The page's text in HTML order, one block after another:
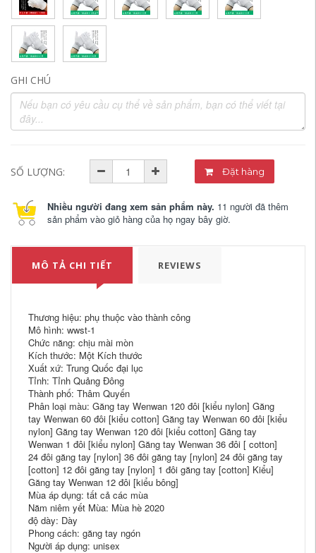
GHI CHÚ
SỐ LƯỢNG: Đặt hàng
Nhiều người đang xem sản phẩm này. 11 người đã thêm
sản phẩm vào giỏ hàng của họ ngay bây giờ.
MÔ TẢ CHI TIẾT REVIEWS
Thương hiệu: phụ thuộc vào thành công
Mô hình: wwst-1
Chức năng: chịu mài mòn
Kích thước: Một Kích thước
Xuất xứ: Trung Quốc đại lục
Tỉnh: Tỉnh Quảng Đông
Thành phố: Thâm Quyến
Phân loại màu: Găng tay Wenwan 120 đôi [kiểu nylon] Găng
tay Wenwan 60 đôi [kiểu cotton] Găng tay Wenwan 60 đôi [kiểu
nylon] Găng tay Wenwan 120 đôi [kiểu cotton] Găng tay
Wenwan 1 đôi [kiểu nylon] Găng tay Wenwan 36 đôi [ cotton]
24 đôi găng tay [nylon] 36 đôi găng tay [nylon] 24 đôi găng tay
[cotton] 12 đôi găng tay [nylon] 1 đôi găng tay [cotton] Kiểu]
Găng tay Wenwan 12 đôi [kiểu bông]
Mùa áp dụng: tất cả các mùa
Năm niêm yết Mùa: Mùa hè 2020
độ dày: Dày
Phong cách: găng tay ngón
Người áp dụng: unisex